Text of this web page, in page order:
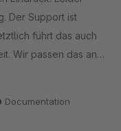
Der Support ist
führt das auch
Wir passen das an
Documentation